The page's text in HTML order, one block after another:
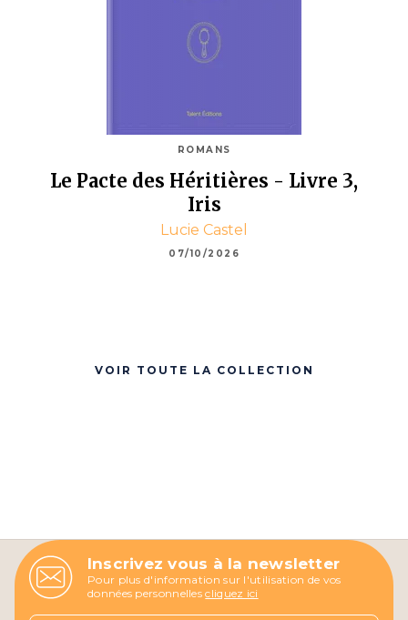
ROMANS
Le Pacte des Héritières - Livre 3,
Iris
Lucie Castel
07/10/2026
VOIR TOUTE LA COLLECTION
Inscrivez vous à la newsletter
Pour plus d'information sur l'utilisation de vos
données personnellescliquez ici